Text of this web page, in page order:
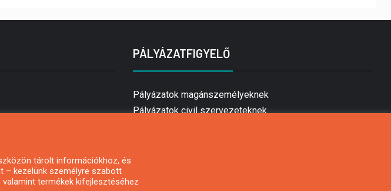
PÁLYÁZATFIGYELŐ
Pályázatok magánszemélyeknek
Pályázatok civil szervezeteknek
tárolt információkhoz, és
– kezelünk személyre szabott
termékek kifejlesztéséhez